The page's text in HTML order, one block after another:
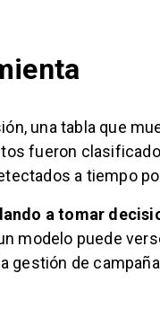
una tabla que
fueron
a tiempo
a tomar
modelo puede
gestión de